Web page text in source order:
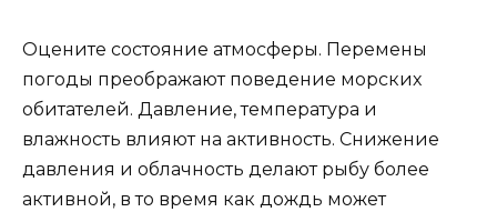
Оцените состояние атмосферы. Перемены
погоды преображают поведение морских
обитателей. Давление, температура и
влажность влияют на активность. Снижение
давления и облачность делают рыбу более
активной, в то время как дождь может